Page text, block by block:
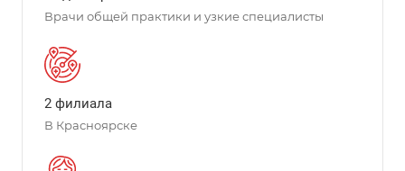
Врачи общей практики и узкие специалисты
2 филиала
В Красноярске